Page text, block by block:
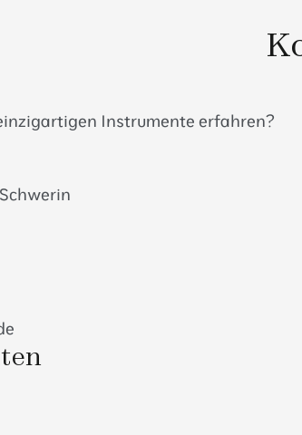
Instrumente erfahren?